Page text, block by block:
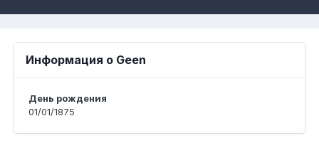
Информация о Geen
День рождения
01/01/1875